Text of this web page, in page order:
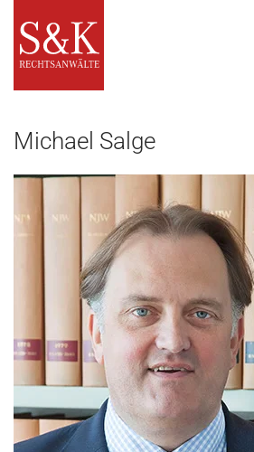
Zum Hauptinhalt springen
Michael Salge